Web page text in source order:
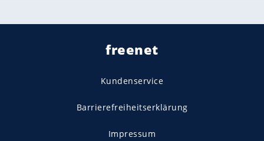
freenet
Kundenservice
Barrierefreiheitserklärung
Impressum